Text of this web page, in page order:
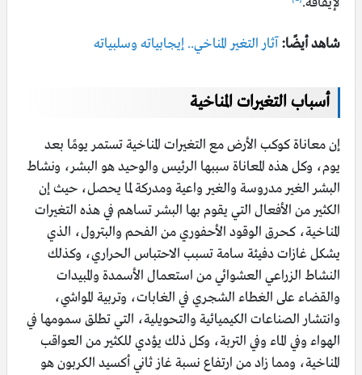
شاهد أيضًا: آثار التغير المناخي.. إيجابياته وسلبياته
أسباب التغيرات المناخية
إن معاناة كوكب الأرض مع التغيرات المناخية تستمر يومًا بعد
يوم، وكل هذه المعاناة سببها الرئيس والوحيد هو البشر، ونشاط
البشر الغير مدروسة والغير واعية ومدركة لما يحصل، حيث إن
الكثير من الأفعال التي يقوم بها البشر تساهم في هذه التغيرات
المناخية، كحرق الوقود الأحفوري من الفحم والبترول، الذي
يشكل غازات دفيئة سامة تسبب الاحتباس الحراري، وكذلك
النشاط الزراعي العشوائي من استعمال الأسمدة والمبيدات
والقضاء على الغطاء الشجري في الغابات، وتربية المواشي،
وانتشار الصناعات الكيميائية والتحويلية، التي تطلق سمومها في
الهواء وفي الماء وفي التربة، وكل ذلك يؤدي للكثير من العواقب
المناخية، ومما زاد من ارتفاع نسبة غاز ثاني أكسيد الكربون هو